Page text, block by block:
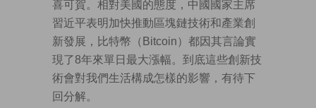
喜可賀。相對美國的態度，中國國家主席
習近平表明加快推動區塊鏈技術和產業創
新發展，比特幣（Bitcoin）都因其言論實
現了8年來單日最大漲幅。到底這些創新技
術會對我們生活構成怎樣的影響，有待下
回分解。